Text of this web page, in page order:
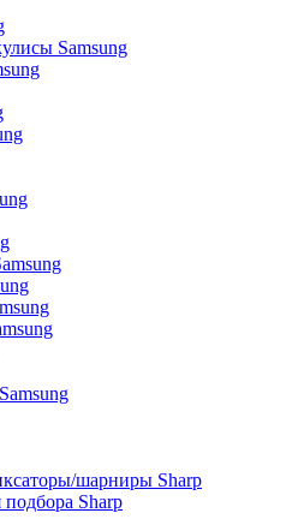
Samsung
шарниры Sharp
Sharp